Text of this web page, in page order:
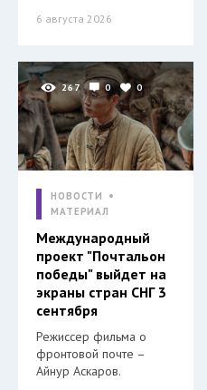
6 августа 2026
267 0 0
НОВОСТИ
МАТЕРИАЛ
Международный
проект "Почтальон
победы" выйдет на
экраны стран СНГ 3
сентября
Режиссер фильма о
фронтовой почте –
Айнур Аскаров.